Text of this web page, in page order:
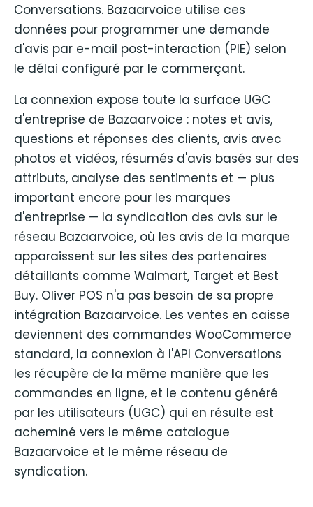
Conversations. Bazaarvoice utilise ces
données pour programmer une demande
d'avis par e-mail post-interaction (PIE) selon
le délai configuré par le commerçant.
La connexion expose toute la surface UGC
d'entreprise de Bazaarvoice : notes et avis,
questions et réponses des clients, avis avec
photos et vidéos, résumés d'avis basés sur des
attributs, analyse des sentiments et — plus
important encore pour les marques
d'entreprise — la syndication des avis sur le
réseau Bazaarvoice, où les avis de la marque
apparaissent sur les sites des partenaires
détaillants comme Walmart, Target et Best
Buy. Oliver POS n'a pas besoin de sa propre
intégration Bazaarvoice. Les ventes en caisse
deviennent des commandes WooCommerce
standard, la connexion à l'API Conversations
les récupère de la même manière que les
commandes en ligne, et le contenu généré
par les utilisateurs (UGC) qui en résulte est
acheminé vers le même catalogue
Bazaarvoice et le même réseau de
syndication.